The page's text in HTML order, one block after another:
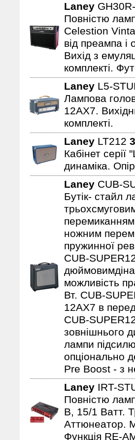
Laney
Повністю
Celestion
від преампа
Вихід з
комплекті.
Laney L5-
Лампова
12AX7.
комплекті.
Laney LT212
Кабінет
динаміка.
Laney CUB-
Бутік- стайл
ножним
пружинної
CUB-
можливість
Вт. CUB-
12AX7 в
CUB-
зовнішнього
лампи
опціонально
Pre Boost - з
Laney IRT-
Повністю
B, 15/1 Ватт.
Аттюнеатор.
Функція RE-